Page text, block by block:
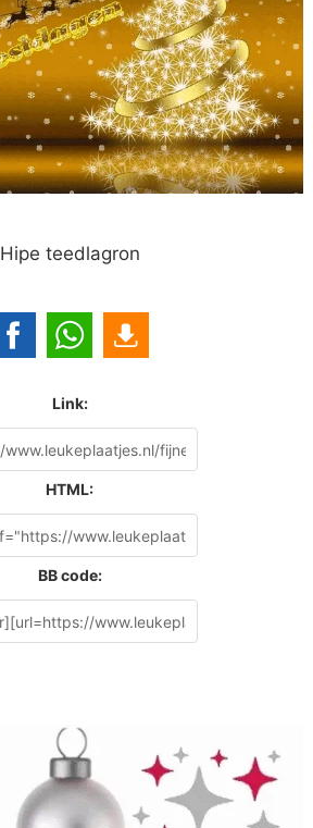
Hipe teedlagron
Link:
HTML:
BB code: